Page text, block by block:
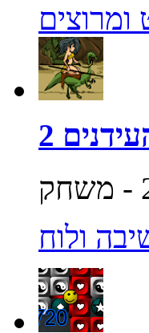
2
ולוח